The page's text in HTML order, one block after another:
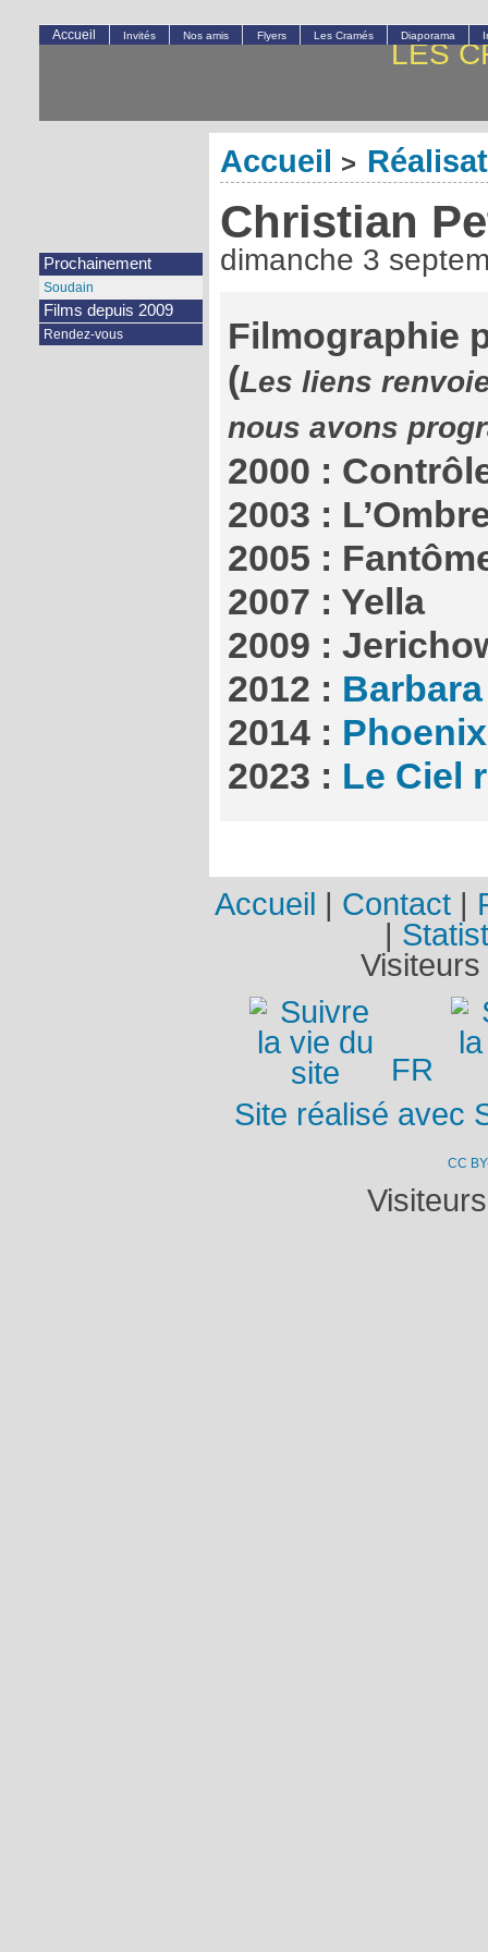
LES
Accueil >
Christian
dimanche 3
Filmographie
(Les liens
nous avons
2000 :
2003 :
2005 :
2007 : Yella
2009 :
2012 : Barbara
2014 : Phoenix
2023 : Le Ciel
Accueil Invités Nos amis Flyers Les Cramés Diaporama
Prochainement
Soudain
Films depuis 2009
Rendez-vous
Accueil Contact
FR
Site réalisé avec
CC